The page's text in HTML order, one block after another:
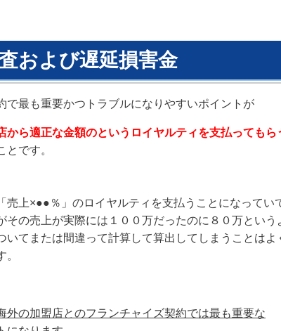
および遅延損害金
で最も重要かつトラブルになりやすいポイントが
から適正な金額のというロイヤルティを支払ってもら
とです。
売上×●●％」のロイヤルティを支払うことになってい
その売上が実際には１００万だったのに８０万という
いてまたは間違って計算して算出してしまうことはよ
。
外の加盟店とのフランチャイズ契約では最も重要な